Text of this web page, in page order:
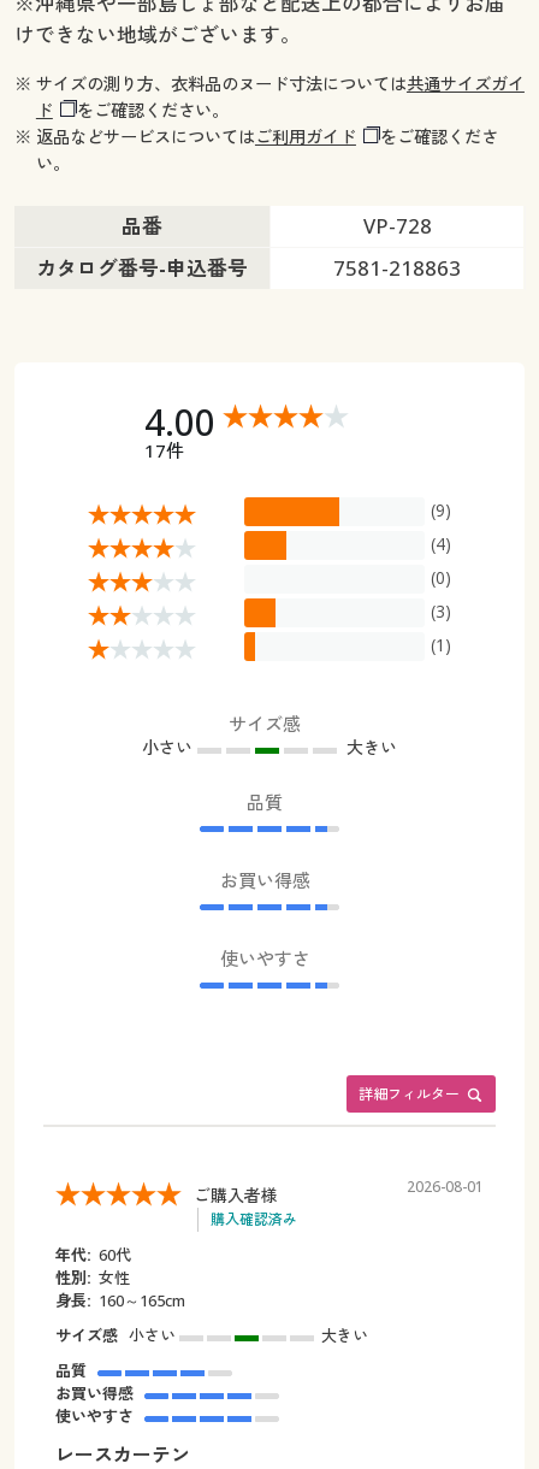
幅150×丈223(2枚組) ○ 在庫わずか
幅150×丈233(2枚組) ○ 在庫わずか
幅150×丈238(2枚組) ◎ 在庫あり
幅150×丈243(2枚組) ○ 在庫わずか
幅150×丈258(2枚組) ○ 在庫わずか
幅200×丈98(1枚物) ◎ 在庫あり
幅200×丈108(1枚物) ◎ 在庫あり
幅200×丈168(1枚物) ○ 在庫わずか
幅200×丈176(1枚物) ◎ 在庫あり
幅200×丈188(1枚物) ○ 在庫わずか
幅200×丈193(1枚物) ◎ 在庫あり
幅200×丈198(1枚物) ◎ 在庫あり
幅200×丈208(1枚物) ◎ 在庫あり
幅200×丈213(1枚物) ◎ 在庫あり
幅200×丈218(1枚物) ◎ 在庫あり
幅200×丈228(1枚物) ◎ 在庫あり
幅200×丈238(1枚物) ◎ 在庫あり
幅200×丈258(1枚物) ○ 在庫わずか
けできない地域がございます。
※ サイズの測り方、衣料品のヌード寸法については共通サイズガイ
ド
をご確認ください。
※ 返品などサービスについてはご利用ガイド
をご確認くださ
い。
品番
VP-728
カタログ番号-申込番号
7581-218863
4.00
17件
(9)
(4)
(0)
(3)
(1)
サイズ感
小さい 大きい
品質
お買い得感
使いやすさ
詳細フィルター
ご購入者様
購入確認済み
2026-08-01
年代: 60代
性別: 女性
身長: 160～165cm
サイズ感 小さい
大きい
品質
お買い得感
使いやすさ
レースカーテン